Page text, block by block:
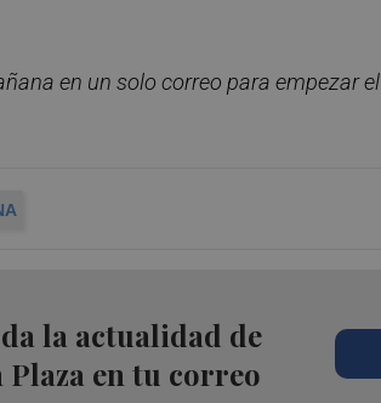
en un solo correo para empezar el
la actualidad de
Plaza en tu correo